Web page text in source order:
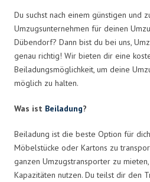
Du suchst nach einem günstigen und
Umzugsunternehmen für deinen
Dübendorf? Dann bist du bei uns,
genau richtig! Wir bieten dir eine
Beiladungsmöglichkeit, um deine
möglich zu halten.
Was ist Beiladung?
Beiladung ist die beste Option für
Möbelstücke oder Kartons zu
ganzen Umzugstransporter zu
Kapazitäten nutzen. Du teilst dir den